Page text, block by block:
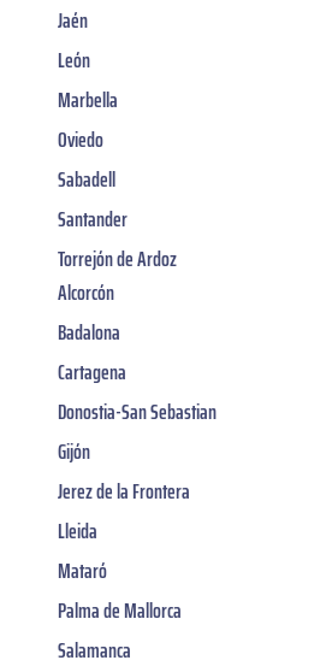
Jaén
León
Marbella
Oviedo
Sabadell
Santander
Torrejón de Ardoz
Alcorcón
Badalona
Cartagena
Donostia-San Sebastian
Gijón
Jerez de la Frontera
Lleida
Mataró
Palma de Mallorca
Salamanca